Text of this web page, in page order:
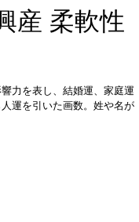
産 柔軟性
力を表し、結婚運、家庭運
運を引いた画数。姓や名が